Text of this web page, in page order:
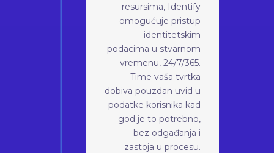
resursima, Identify
omogućuje pristup
identitetskim
podacima u stvarnom
vremenu, 24/7/365.
Time vaša tvrtka
dobiva pouzdan uvid u
podatke korisnika kad
god je to potrebno,
bez odgađanja i
zastoja u procesu.